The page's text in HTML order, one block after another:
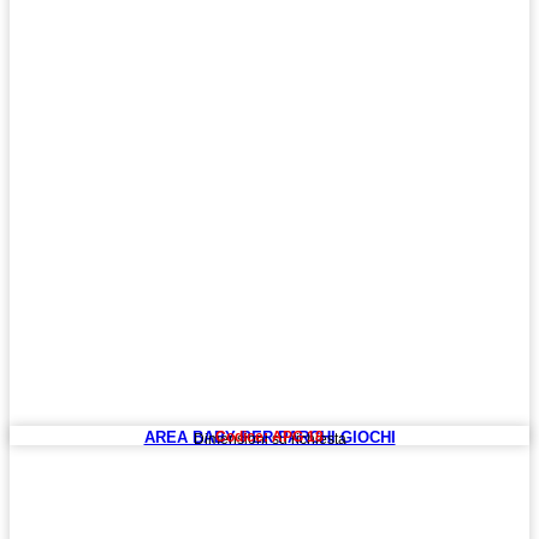
AREA BABY PER PARCHI GIOCHI
Dimensioni su richiesta
Codice: APG 18